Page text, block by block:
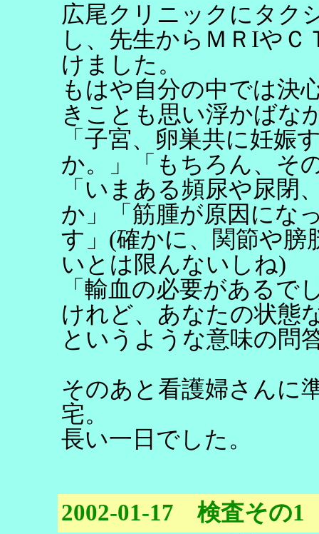
広尾クリニックにタク
し、先生からＭＲIや
けました。
もはや自分の中では決
きことも思い浮かばな
「子宮、卵巣共に妊娠
か。」「もちろん、そ
「いまある頻尿や尿閉
か」「筋腫が原因にな
す」(確かに、関節や膀
いとは限んないしね)
「輸血の必要があるで
けれど、あなたの状態
というような意味の問
そのあと看護婦さんに
宅。
長い一日でした。
2002-01-17 検査その1